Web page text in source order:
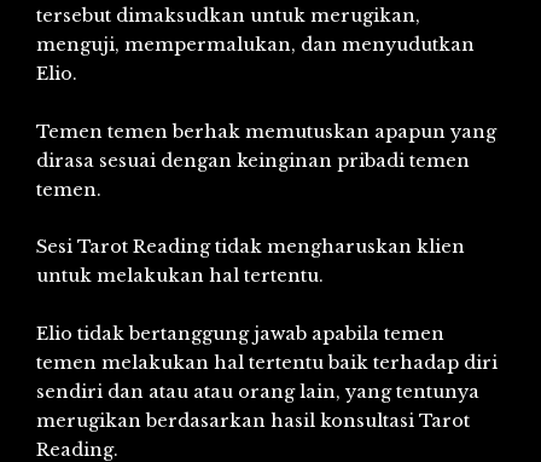
tersebut dimaksudkan untuk merugikan,
menguji, mempermalukan, dan menyudutkan
Elio.
Temen temen berhak memutuskan apapun yang
dirasa sesuai dengan keinginan pribadi temen
temen.
Sesi Tarot Reading tidak mengharuskan klien
untuk melakukan hal tertentu.
Elio tidak bertanggung jawab apabila temen
temen melakukan hal tertentu baik terhadap diri
sendiri dan atau atau orang lain, yang tentunya
merugikan berdasarkan hasil konsultasi Tarot
Reading.